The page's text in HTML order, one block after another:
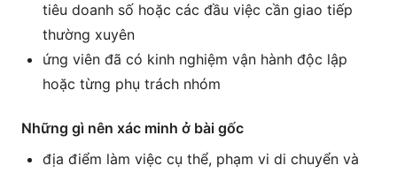
tiêu doanh số hoặc các đầu việc cần giao tiếp
thường xuyên
ứng viên đã có kinh nghiệm vận hành độc lập
hoặc từng phụ trách nhóm
Những gì nên xác minh ở bài gốc
địa điểm làm việc cụ thể, phạm vi di chuyển và